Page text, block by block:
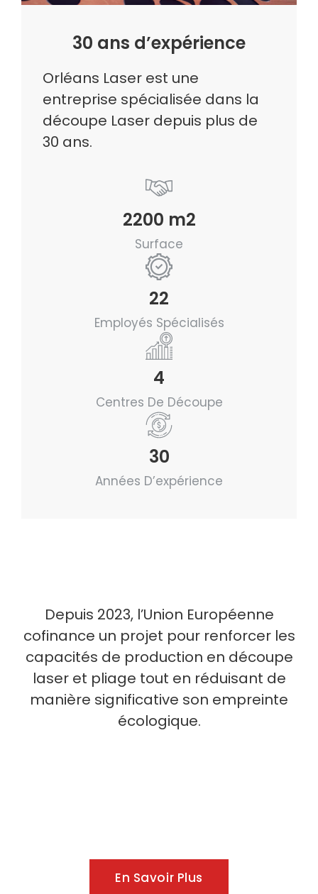
30 ans d’expérience
Orléans Laser est une
entreprise spécialisée dans la
découpe Laser depuis plus de
30 ans.
2200 m2
Surface
22
Employés Spécialisés
4
Centres De Découpe
30
Années D’expérience
Depuis 2023, l’Union Européenne
cofinance un projet pour renforcer les
capacités de production en découpe
laser et pliage tout en réduisant de
manière significative son empreinte
écologique.
En Savoir Plus